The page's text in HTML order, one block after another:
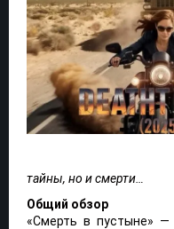
тайны, но и смерти…
Общий обзор
«Смерть в пустыне»